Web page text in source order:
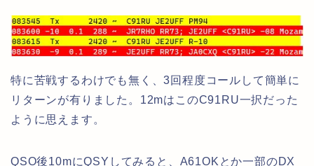
特に苦戦するわけでも無く、3回程度コールして簡単に
リターンが有りました。12mはこのC91RU一択だった
ように思えます。
QSO後10mにQSYしてみると、A61OKとか一部のDX